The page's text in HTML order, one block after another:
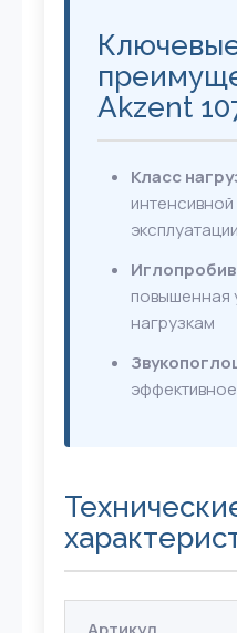
Akzent
Класс
эксплуатации
повышенная
нагрузкам